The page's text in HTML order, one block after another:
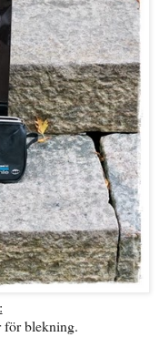
för blekning.